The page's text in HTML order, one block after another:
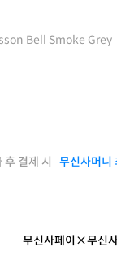
Bell Smoke Grey
후 결제 시 무신사머니
무신사페이×무신